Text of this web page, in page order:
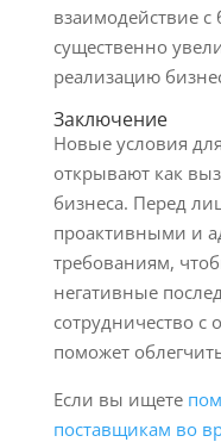
взаимодействие
существенно
реализацию
Заключение
Новые условия
открывают как
бизнеса. Перед
проактивными и
требованиям,
негативные
сотрудничество
поможет
Если вы ищете
поставщикам во